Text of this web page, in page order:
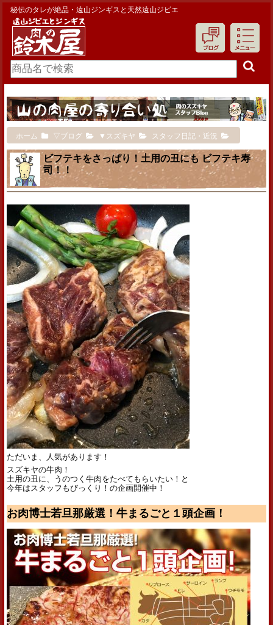
秘伝のタレが絶品・遠山ジンギスと天然遠山ジビエ
ホーム ▽ブログ ▼スズキヤ スタッフ日記・近況
ビフテキをさっぱり！土用の丑にも ビフテキ寿
司！！
ただいま、人気があります！
スズキヤの牛肉！
土用の丑に、うのつく牛肉をたべてもらいたい！と
今年はスタッフもびっくり！の企画開催中！
お肉博士若旦那厳選！牛まるごと１頭企画！